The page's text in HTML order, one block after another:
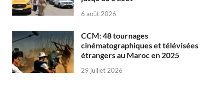
6 août 2026
CCM: 48 tournages
cinématographiques et télévisées
étrangers au Maroc en 2025
29 juillet 2026